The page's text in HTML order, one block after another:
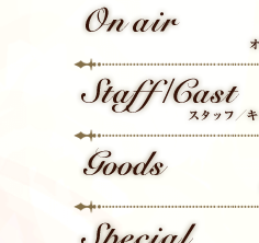
On Air
Staff/Cast